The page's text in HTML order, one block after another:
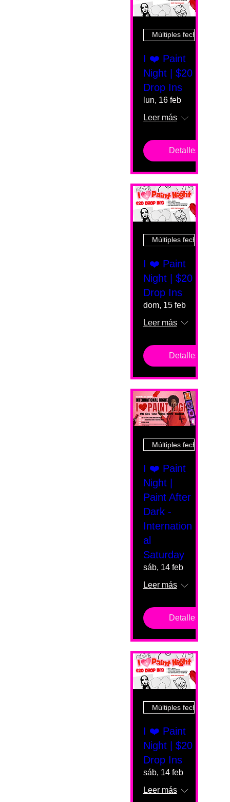
Múltiples fechas
I ❤️ Paint
Night | $20
Drop Ins
lun, 16 feb
Leer más
Detalles
Múltiples fechas
I ❤️ Paint
Night | $20
Drop Ins
dom, 15 feb
Leer más
Detalles
Múltiples fechas
I ❤️ Paint
Night |
Paint After
Dark -
Internation
al
Saturday
sáb, 14 feb
Leer más
Detalles
Múltiples fechas
I ❤️ Paint
Night | $20
Drop Ins
sáb, 14 feb
Leer más